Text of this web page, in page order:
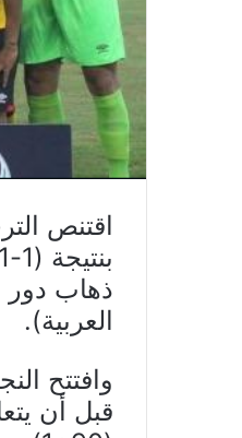
اقتنص
العربية).
قبل أن